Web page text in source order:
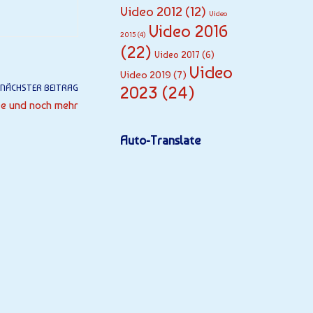
NÄCHSTER BEITRAG
und noch mehr
Video 2012 (12) Video
2015 (4) Video 2016
(22) Video 2017 (6)
Video 2019 (7) Video
2023 (24)
Auto-Translate